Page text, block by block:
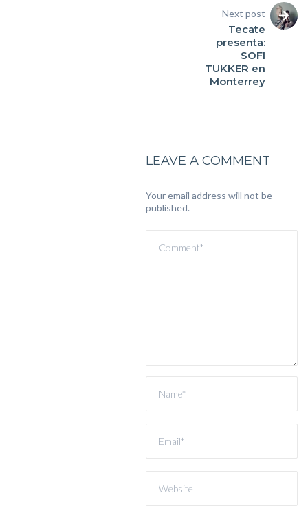
Next post
Tecate
presenta:
SOFI
TUKKER en
Monterrey
LEAVE A COMMENT
Your email address will not be
published.